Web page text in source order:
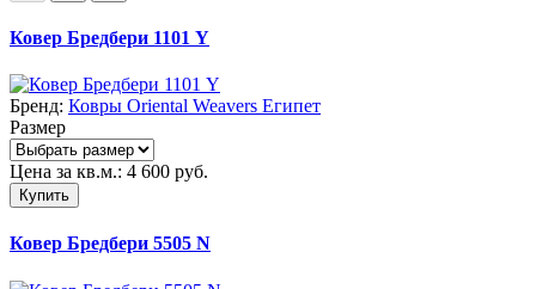
Ковер Бредбери 1101 Y
Бренд: Ковры Oriental Weavers Египет
Размер
Цена за кв.м.: 4 600 руб.
Купить
Ковер Бредбери 5505 N